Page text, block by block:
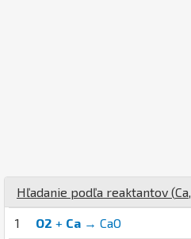
Hľadanie podľa reaktantov (Ca,
1 O2 + Ca → CaO